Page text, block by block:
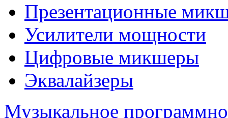
Презентационные
Усилители мощности
Цифровые микшеры
Эквалайзеры
Музыкальное